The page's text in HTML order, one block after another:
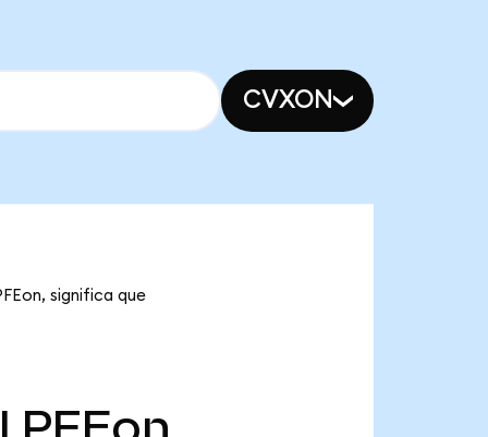
CVXON
significa que